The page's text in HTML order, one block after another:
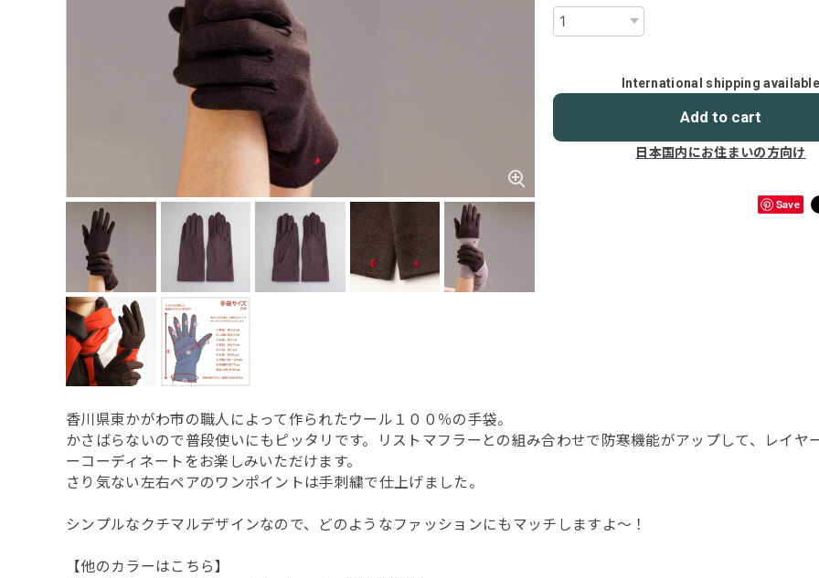
International shipping available
Add to cart
日本国内にお住まいの方向け
Save
香川県東かがわ市の職人によって作られたウール１００％の手袋。
かさばらないので普段使いにもピッタリです。リストマフラーとの組み合わせで防寒機能がアップして、レイヤ
ーコーディネートをお楽しみいただけます。
さり気ない左右ペアのワンポイントは手刺繍で仕上げました。
シンプルなクチマルデザインなので、どのようなファッションにもマッチしますよ～！
【他のカラーはこちら】